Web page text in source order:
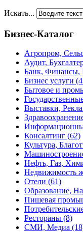
Искать...
Бизнес-Каталог
Агропром,
Аудит,
Банк, Финансы,
Бизнес услуги
Бытовое и
Выставки,
Консалтинг (62)
Культура,
Нефть, Газ,
Недвижимость
Отели (61)
Образование,
Пишевая
Рестораны (8)
СМИ, Медиа